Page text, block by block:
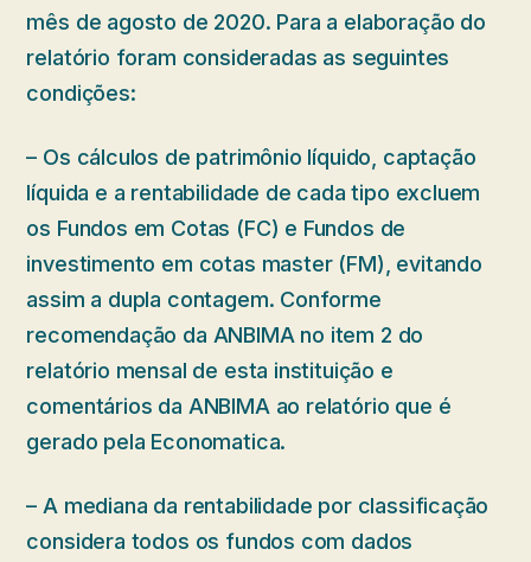
mês de agosto de 2020. Para a elaboração do
relatório foram consideradas as seguintes
condições:
– Os cálculos de patrimônio líquido, captação
líquida e a rentabilidade de cada tipo excluem
os Fundos em Cotas (FC) e Fundos de
investimento em cotas master (FM), evitando
assim a dupla contagem. Conforme
recomendação da ANBIMA no item 2 do
relatório mensal de esta instituição e
comentários da ANBIMA ao relatório que é
gerado pela Economatica.
– A mediana da rentabilidade por classificação
considera todos os fundos com dados